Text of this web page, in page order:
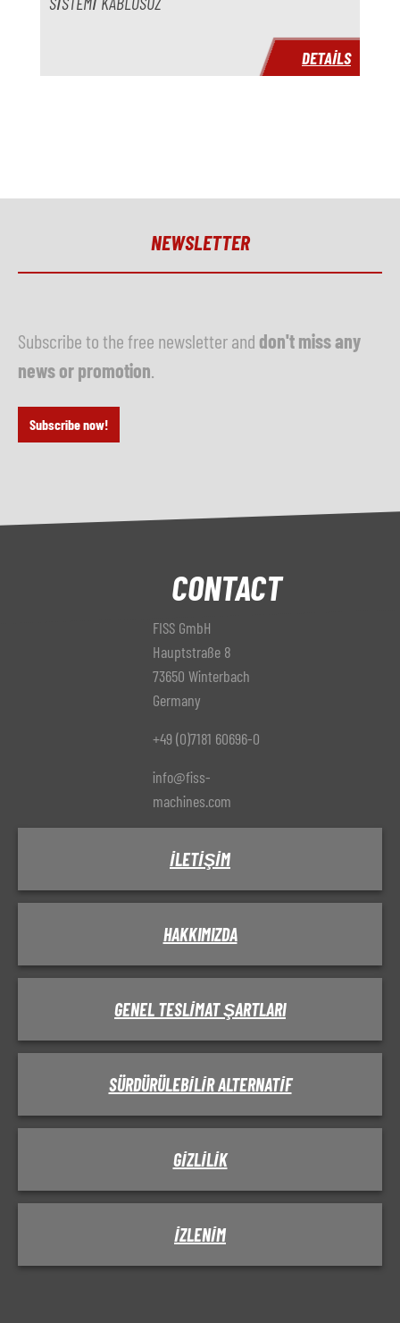
istek üzerine
DETAILS
NEWSLETTER
Subscribe to the free newsletter and don't miss any
news or promotion
Subscribe now!
CONTACT
FISS GmbH
Hauptstraße 8
73650 Winterbach
Germany
+49 (0)7181 60696-0
info@fiss-
machines.com
İLETIŞIM
HAKKIMIZDA
GENEL TESLIMAT ŞARTLARI
SÜRDÜRÜLEBILIR ALTERNATIF
GIZLILIK
IZLENIM